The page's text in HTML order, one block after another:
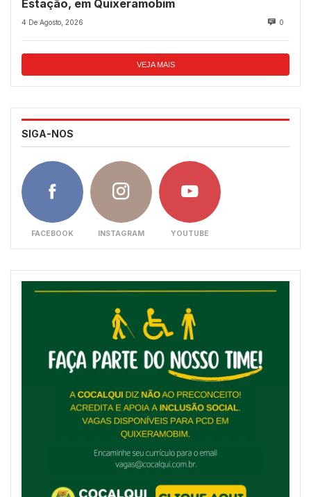
Estação, em Quixeramobim
4 De Agosto, 2026 0
VEJA MAIS
SIGA-NOS
FACEBOOK INSTAGRAM YOUTUBE